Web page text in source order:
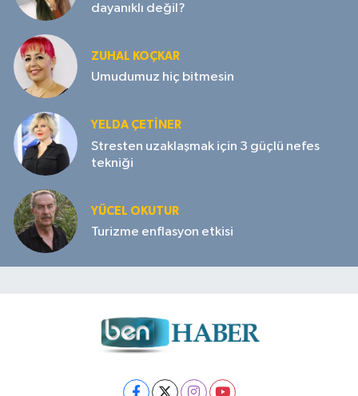
dayanıklı değil?
ZUHAL KOÇKAR
Umudumuz hiç bitmesin
YELDA ÇETİNER
Stresten uzaklaşmak için 3 güçlü nefes
tekniği
YÜCEL OKUTUR
Turizme enflasyon etkisi